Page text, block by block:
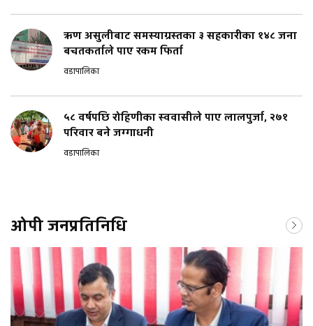
ऋण असुलीबाट समस्याग्रस्तका ३ सहकारीका १४८ जना
बचतकर्ताले पाए रकम फिर्ता
वडापालिका
५८ वर्षपछि रोहिणीका स्ववासीले पाए लालपुर्जा, २७१
परिवार बने जग्गाधनी
वडापालिका
ओपी जनप्रतिनिधि